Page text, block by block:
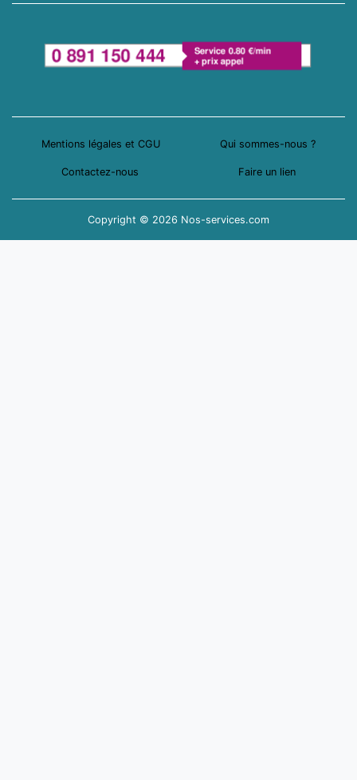
Mentions légales et CGU Qui sommes-nous ?
Contactez-nous Faire un lien
Copyright © 2026 Nos-services.com